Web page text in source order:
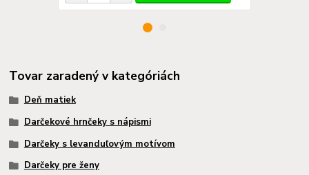
Tovar zaradený v kategóriách
Deň matiek
Darčekové hrnčeky s nápismi
Darčeky s levanduľovým motívom
Darčeky pre ženy